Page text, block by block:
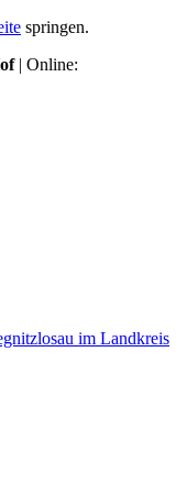
springen.
| Online: